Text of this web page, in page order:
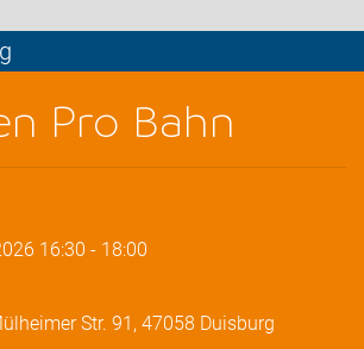
Pro Bahn
16:30 - 18:00
Str. 91, 47058 Duisburg